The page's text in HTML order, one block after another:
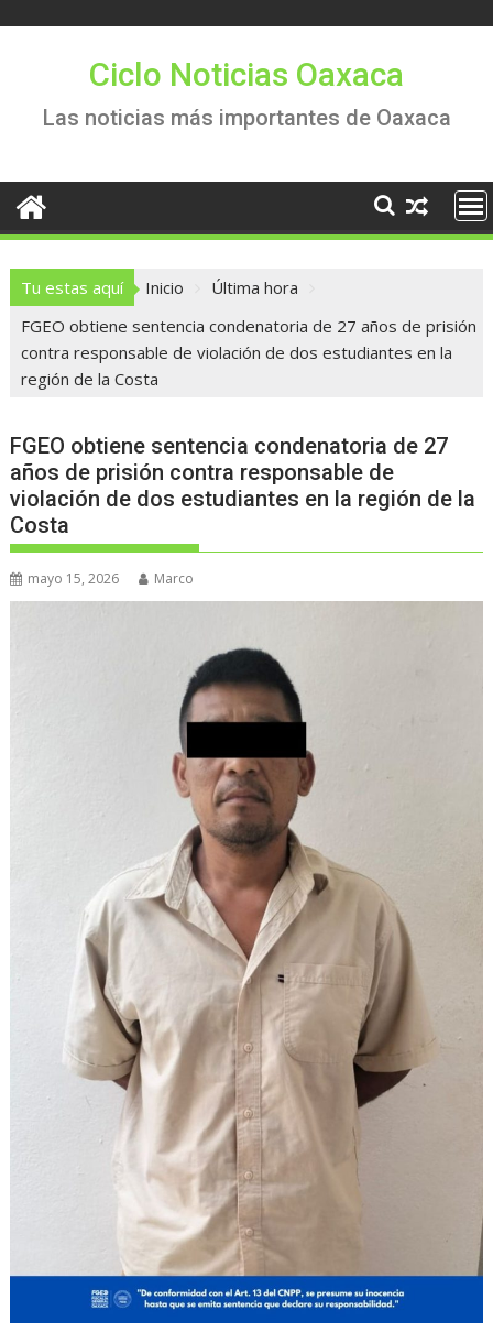
Ciclo Noticias Oaxaca
Las noticias más importantes de Oaxaca
Tu estas aquí Inicio
Última hora
FGEO obtiene sentencia condenatoria de 27 años de prisión
contra responsable de violación de dos estudiantes en la
región de la Costa
FGEO obtiene sentencia condenatoria de 27
años de prisión contra responsable de
violación de dos estudiantes en la región de la
Costa
mayo 15, 2026 Marco